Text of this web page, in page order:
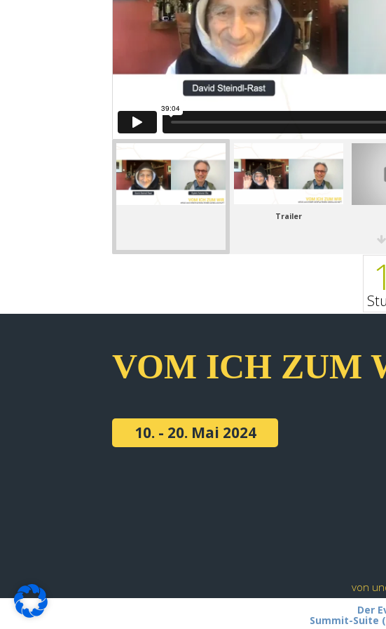
Trailer
VOM ICH ZUM
10. - 20. Mai 2024
von
Der
Summit-Suite